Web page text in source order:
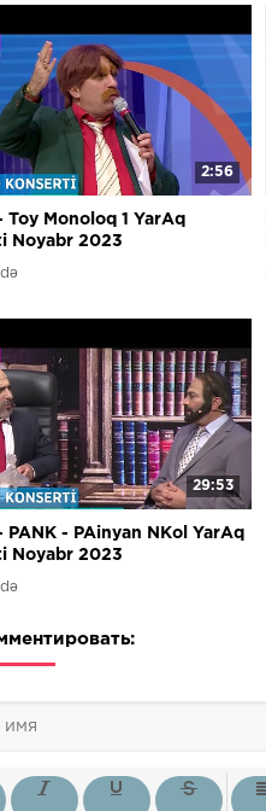
2:56
Toy Monoloq 1 YarAq
Noyabr 2023
29:53
PANK - PAinyan NKol YarAq
Noyabr 2023